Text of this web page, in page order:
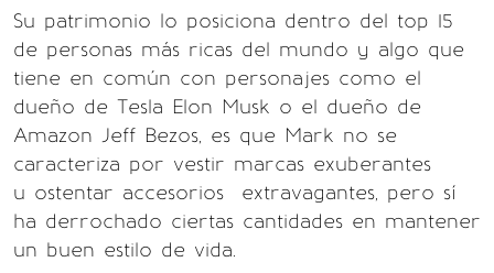
Su patrimonio lo posiciona dentro del top 15
de personas más ricas del mundo y algo que
tiene en común con personajes como el
dueño de Tesla Elon Musk o el dueño de
Amazon Jeff Bezos, es que Mark no se
caracteriza por vestir marcas exuberantes
u ostentar accesorios extravagantes, pero sí
ha derrochado ciertas cantidades en mantener
un buen estilo de vida.